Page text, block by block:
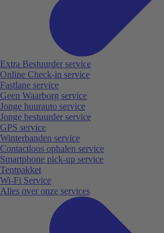
Extra Bestuurder service
Online Check-in service
Fastlane service
Geen Waarborg service
Jonge huurauto service
Jonge bestuurder service
GPS service
Winterbanden service
Contactloos ophalen service
Smartphone pick-up service
Tentpakket
Wi-Fi Service
Alles over onze services